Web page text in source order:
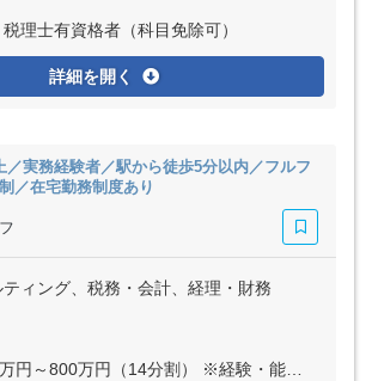
理士有資格者（科目免除可）
詳細を開く
／実務経験者／駅から徒歩5分以内／フルフ
／在宅勤務制度あり
ティング、税務・会計、経理・財務
※経験・能力など考慮の上、決定いたします ※上記に固定残業代（月20時間分＝6万1400円～8万9300円）を含む ※超過分は別途全額支給